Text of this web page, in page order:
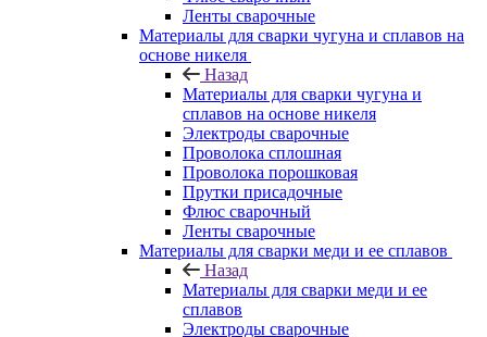
Ленты сварочные
Материалы для сварки чугуна и сплавов на
основе никеля
Назад
Материалы для сварки чугуна и
сплавов на основе никеля
Электроды сварочные
Проволока сплошная
Проволока порошковая
Прутки присадочные
Флюс сварочный
Ленты сварочные
Материалы для сварки меди и ее сплавов
Назад
Материалы для сварки меди и ее
сплавов
Электроды сварочные